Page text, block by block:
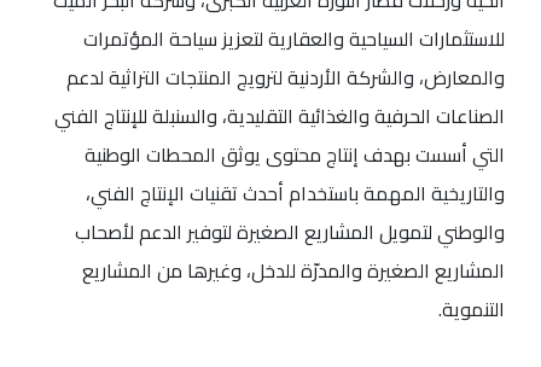
للاستثمارات السياحية والعقارية لتعزيز سياحة المؤتمرات
والمعارض، والشركة الأردنية لترويج المنتجات التراثية لدعم
الصناعات الحرفية والغذائية التقليدية، والسنبلة للإنتاج الفني
التي أسست بهدف إنتاج محتوى يوثق المحطات الوطنية
والتاريخية المهمة باستخدام أحدث تقنيات الإنتاج الفني،
والوطني لتمويل المشاريع الصغيرة لتوفير الدعم لأصحاب
المشاريع الصغيرة والمدرّة للدخل، وغيرها من المشاريع
التنموية.